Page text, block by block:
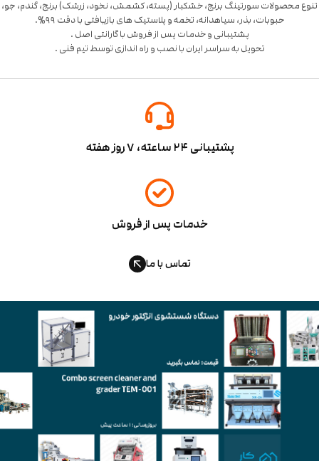
محصولات سورتینگ برنج، خشکبار (پسته، کشمش، نخود، زرشک) برنج، گندم، جو،
پشتیبانی و خدمات پس از فروش با گارانتی اصل .
تحویل به سراسر ایران با نصب و راه اندازی توسط تیم فنی .
پشتیبانی ۲۴ ساعته، ۷ روز هفته
خدمات پس از فروش
تماس با ما